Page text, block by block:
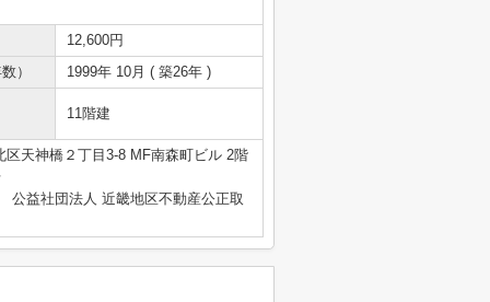
12,600円
）
1999年 10月 ( 築26年 )
11階建
区天神橋２丁目3-8 MF南森町ビル 2階
公益社団法人 近畿地区不動産公正取